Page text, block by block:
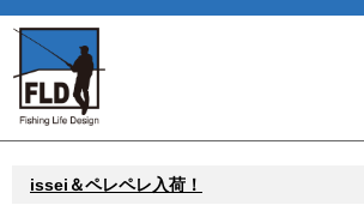
issei＆ペレペレ入荷！